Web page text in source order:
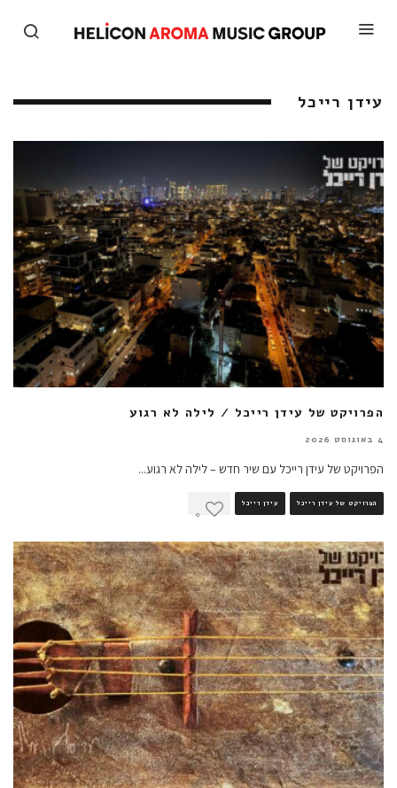
עידן רייכל
הפרויקט של עידן רייכל / לילה לא רגוע
4 באוגוסט 2026
הפרויקט של עידן רייכל עם שיר חדש – לילה לא רגוע...
הפרויקט של עידן רייכל עידן רייכל
0